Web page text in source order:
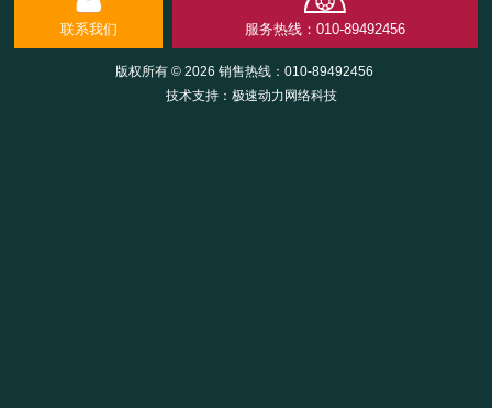
联系我们 服务热线：010-89492456
版权所有 © 2026 销售热线： 010-89492456
技术支持： 极速动力网络科技